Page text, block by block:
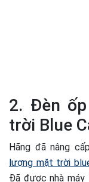
2. Đèn
trời Blue
Hãng đã nâng
lượng mặt trời
Đã được nhà máy